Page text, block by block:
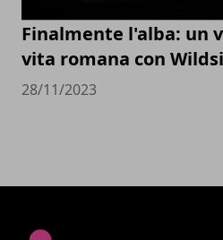
Finalmente l'alba: un
vita romana con
28/11/2023